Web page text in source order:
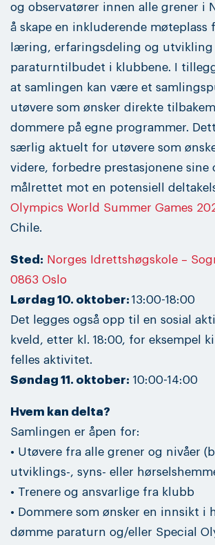
og observatører innen alle grener i
å skape en inkluderende møteplass
læring, erfaringsdeling og utvikling
paraturntilbudet i klubbene. I
at samlingen kan være et
utøvere som ønsker direkte
dommere på egne programmer.
særlig aktuelt for utøvere som
videre, forbedre prestasjonene sine
målrettet mot en potensiell
Olympics World Summer Games
Chile.
Sted: Norges Idrettshøgskole –
0863 Oslo
Lørdag 10. oktober: 13:00-18:00
Det legges også opp til en sosial
kveld, etter kl. 18:00, for eksempel
felles aktivitet.
Søndag 11. oktober: 10:00-14:00
Hvem kan delta?
Samlingen er åpen for:
• Utøvere fra alle grener og nivåer
utviklings-, syns- eller
• Trenere og ansvarlige fra klubb
• Dommere som ønsker en innsikt i
dømme paraturn og/eller Special